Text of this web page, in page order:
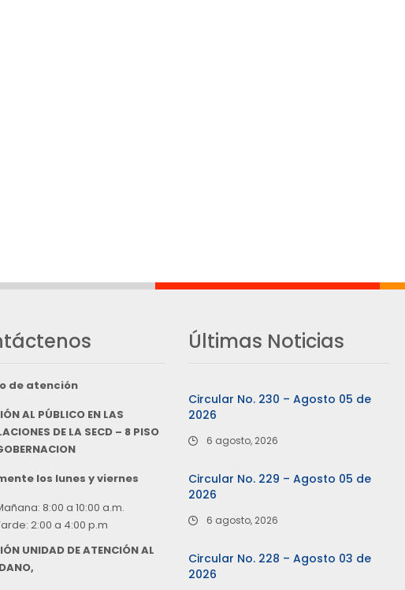
de atención
AL PÚBLICO EN LAS
DE LA SECD – 8 PISO
los lunes y viernes
8:00 a 10:00 a.m.
2:00 a 4:00 p.m
UNIDAD DE ATENCIÓN AL
Últimas Noticias
Circular No. 230 – Agosto 05 de
2026
6 agosto, 2026
Circular No. 229 – Agosto 05 de
2026
6 agosto, 2026
Circular No. 228 – Agosto 03 de
2026